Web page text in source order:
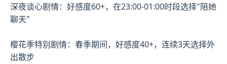
深夜谈心剧情：好感度60+，在23:00-01:00时段选择"陪她
聊天"
樱花季特别剧情：春季期间，好感度40+，连续3天选择外
出散步